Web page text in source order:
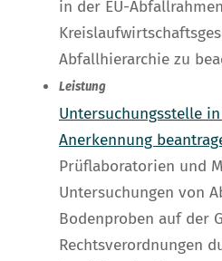
in der EU-
Abfallhierarchie zu
Leistung
Untersuchungsstelle
Anerkennung
Prüflaboratorien und
Untersuchungen von
Bodenproben auf der
Rechtsverordnungen